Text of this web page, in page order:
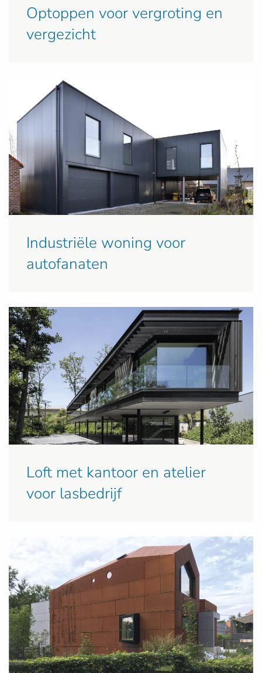
Optoppen voor vergroting en
vergezicht
Industriële woning voor
autofanaten
Loft met kantoor en atelier
voor lasbedrijf